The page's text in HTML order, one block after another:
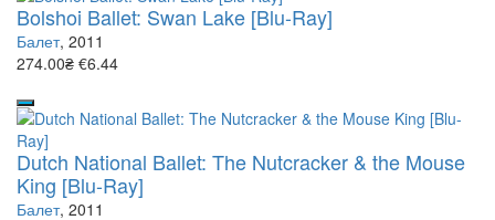
Bolshoi Ballet: Swan Lake [Blu-Ray]
Балет, 2011
274.00₴ €6.44
Dutch National Ballet: The Nutcracker & the Mouse
King [Blu-Ray]
Балет, 2011